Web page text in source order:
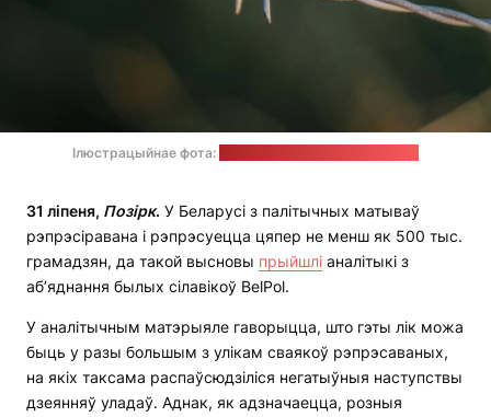
Ілюстрацыйнае фота:
31 ліпеня, Позірк. У Беларусі з палітычных матываў
рэпрэсіравана і рэпрэсуецца цяпер не менш як 500 тыс.
грамадзян, да такой высновы прыйшлі аналітыкі з
аб’яднання былых сілавікоў BelPol.
У аналітычным матэрыяле гаворыцца, што гэты лік можа
быць у разы большым з улікам сваякоў рэпрэсаваных,
на якіх таксама распаўсюдзіліся негатыўныя наступствы
дзеянняў уладаў. Аднак, як адзначаецца, розныя